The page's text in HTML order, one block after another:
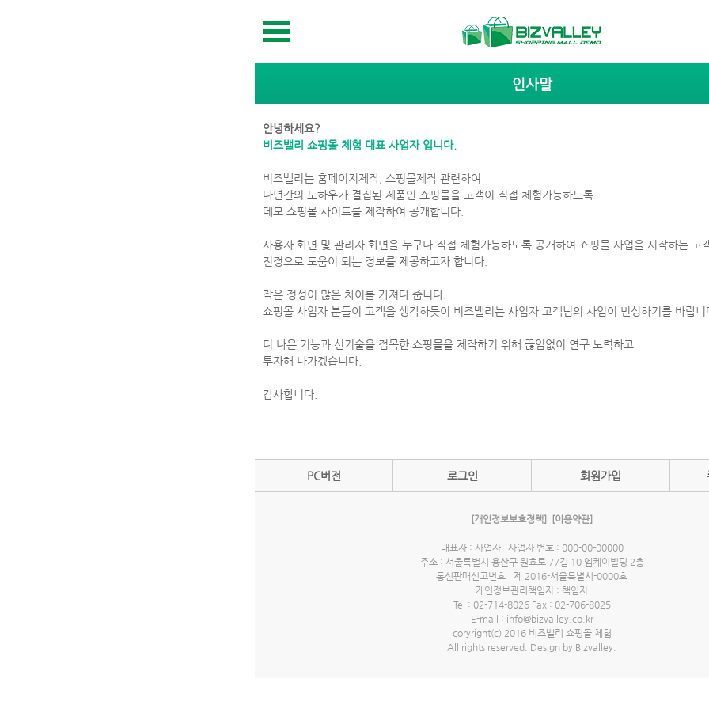
인사말
안녕하세요?
비즈밸리 쇼핑몰 체험 대표 사업자 입니다.
비즈밸리는 홈페이지제작, 쇼핑몰제작 관련하여
다년간의 노하우가 결집된 제품인 쇼핑몰을 고객이 직접 체험가능하도록
데모 쇼핑몰 사이트를 제작하여 공개합니다.
사용자 화면 및 관리자 화면을 누구나 직접 체험가능하도록 공개하여 쇼핑몰 사업을 시작하는 고
진정으로 도움이 되는 정보를 제공하고자 합니다.
작은 정성이 많은 차이를 가져다 줍니다.
쇼핑몰 사업자 분들이 고객을 생각하듯이 비즈밸리는 사업자 고객님의 사업이 번성하기를 바랍니
더 나은 기능과 신기술을 접목한 쇼핑몰을 제작하기 위해 끊임없이 연구 노력하고
투자해 나가겠습니다.
감사합니다.
PC버전 로그인 회원가입
[개인정보보호정책] [이용약관]
대표자 : 사업자 사업자 번호 : 000-00-00000
주소 : 서울특별시 용산구 원효로 77길 10 엠케이빌딩 2층
통신판매신고번호 : 제 2016-서울특별시-0000호
개인정보관리책임자 : 책임자
Tel : 02-714-8026 Fax : 02-706-8025
E-mail : info@bizvalley.co.kr
coryright(c) 2016 비즈밸리 쇼핑몰 체험
All rights reserved. Design by Bizvalley.